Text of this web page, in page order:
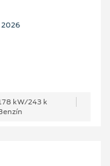
kW/243 k